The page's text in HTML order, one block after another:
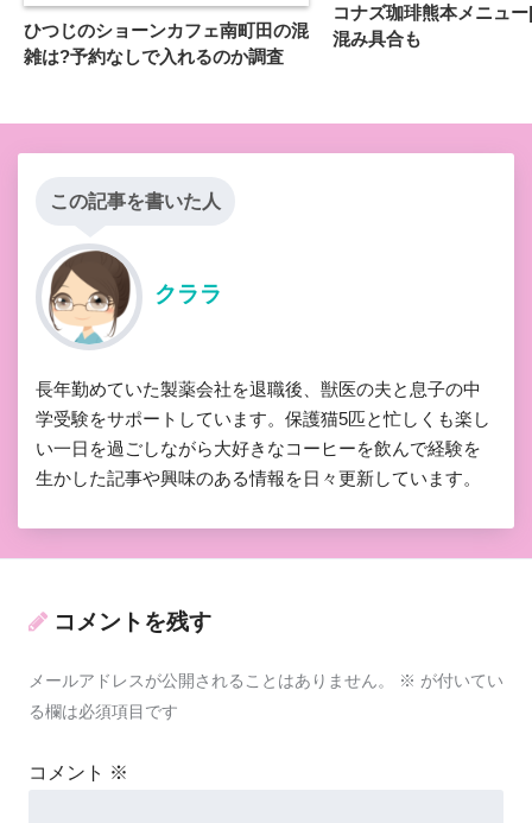
ひつじのショーンカフェ南町田の混
雑は?予約なしで入れるのか調査
コナズ珈琲熊本メニュ
混み具合も
この記事を書いた人
クララ
長年勤めていた製薬会社を退職後、獣医の夫と息子の中
学受験をサポートしています。保護猫5匹と忙しくも楽し
い一日を過ごしながら大好きなコーヒーを飲んで経験を
生かした記事や興味のある情報を日々更新しています。
コメントを残す
メールアドレスが公開されることはありません。 ※ が付いてい
る欄は必須項目です
コメント ※